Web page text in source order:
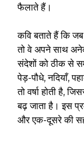
फैलाते हैं।
कवि बताते हैं कि
तो वे अपने साथ
संदेशों को ठीक से
पेड़-पौधे, नदियाँ,
तो वर्षा होती है,
बढ़ जाता है। इस
और एक-दूसरे की